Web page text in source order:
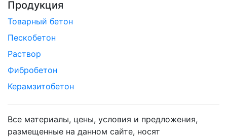
Продукция
Товарный бетон
Пескобетон
Раствор
Фибробетон
Керамзитобетон
Все материалы, цены, условия и предложения,
размещенные на данном сайте, носят